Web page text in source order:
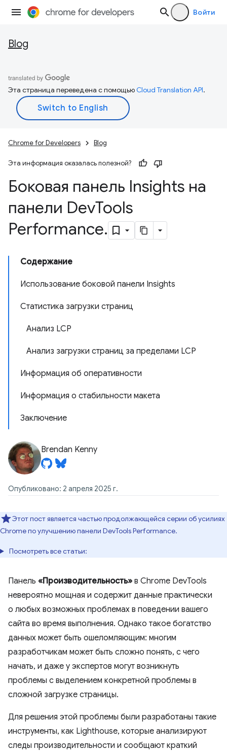
Войти
Blog
Эта страница переведена с помощьюCloud Translation API.
Chrome for Developers Blog
Эта информация оказалась полезной?
Боковая панель Insights на
панели DevTools
Performance.
Содержание
Использование боковой панели Insights
Статистика загрузки страниц
Анализ LCP
Анализ загрузки страниц за пределами LCP
Информация об оперативности
Информация о стабильности макета
Заключение
Brendan Kenny
Опубликовано: 2 апреля 2025 г.
Этот пост является частью продолжающейся серии об усилиях
Chrome по улучшению панели DevTools Performance.
Посмотреть все статьи:
Панель «Производительность» в Chrome DevTools
невероятно мощная и содержит данные практически
о любых возможных проблемах в поведении вашего
сайта во время выполнения. Однако такое богатство
данных может быть ошеломляющим: многим
разработчикам может быть сложно понять, с чего
начать, и даже у экспертов могут возникнуть
проблемы с выделением конкретной проблемы в
сложной загрузке страницы.
Для решения этой проблемы были разработаны такие
инструменты, как Lighthouse, которые анализируют
следы производительности и сообщают краткий